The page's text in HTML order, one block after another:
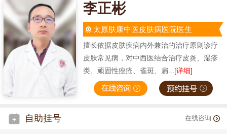
李正彬
太原肤康中医皮肤病医院医生
擅长依据皮肤疾病内外兼治的治疗原则诊疗
皮肤常见病，对中西医结合治疗皮炎、湿疹
类、顽固性痤疮、雀斑、扁...[详细]
自助挂号 在线咨询